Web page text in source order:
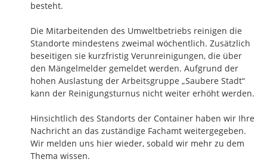
besteht.
Die Mitarbeitenden des Umweltbetriebs reinigen die
Standorte mindestens zweimal wöchentlich. Zusätzlich
beseitigen sie kurzfristig Verunreinigungen, die über
den Mängelmelder gemeldet werden. Aufgrund der
hohen Auslastung der Arbeitsgruppe „Saubere Stadt“
kann der Reinigungsturnus nicht weiter erhöht werden.
Hinsichtlich des Standorts der Container haben wir Ihre
Nachricht an das zuständige Fachamt weitergegeben.
Wir melden uns hier wieder, sobald wir mehr zu dem
Thema wissen.